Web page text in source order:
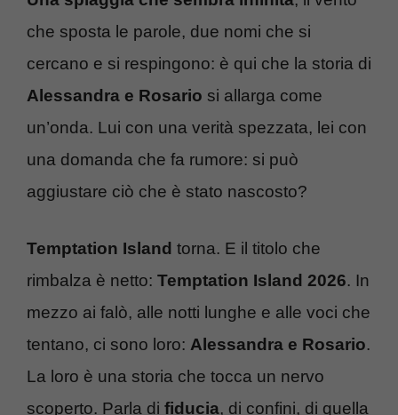
che sposta le parole, due nomi che si
cercano e si respingono: è qui che la storia di
Alessandra e Rosario si allarga come
un’onda. Lui con una verità spezzata, lei con
una domanda che fa rumore: si può
aggiustare ciò che è stato nascosto?
Temptation Island torna. E il titolo che
rimbalza è netto: Temptation Island 2026. In
mezzo ai falò, alle notti lunghe e alle voci che
tentano, ci sono loro: Alessandra e Rosario.
La loro è una storia che tocca un nervo
scoperto. Parla di fiducia, di confini, di quella